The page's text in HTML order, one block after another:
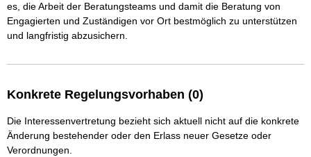
es, die Arbeit der Beratungsteams und damit die Beratung von
Engagierten und Zuständigen vor Ort bestmöglich zu unterstützen
und langfristig abzusichern.
Konkrete Regelungsvorhaben (0)
Die Interessenvertretung bezieht sich aktuell nicht auf die konkrete
Änderung bestehender oder den Erlass neuer Gesetze oder
Verordnungen.